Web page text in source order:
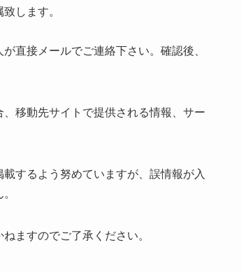
します。
直接メールでご連絡下さい。確認後、
移動先サイトで提供される情報、サー
するよう努めていますが、誤情報が入
ますのでご了承ください。